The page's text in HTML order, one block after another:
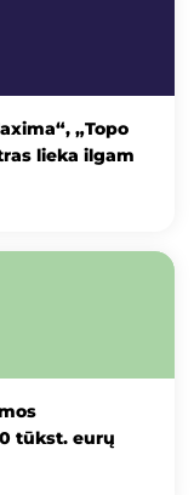
„Topo
lieka ilgam
tūkst. eurų